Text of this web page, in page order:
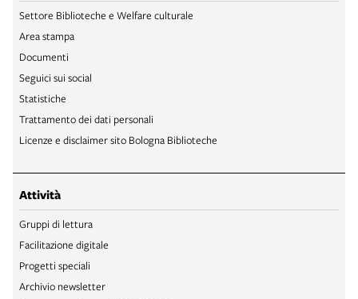
Settore Biblioteche e Welfare culturale
Area stampa
Documenti
Seguici sui social
Statistiche
Trattamento dei dati personali
Licenze e disclaimer sito Bologna Biblioteche
Attività
Gruppi di lettura
Facilitazione digitale
Progetti speciali
Archivio newsletter